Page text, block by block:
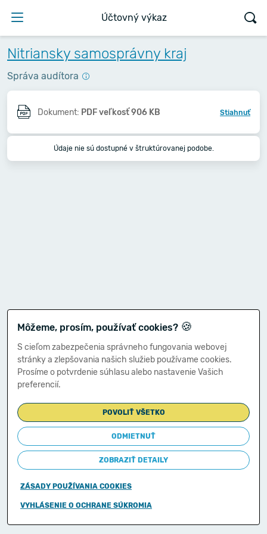
Účtovný výkaz
Nitriansky samosprávny kraj
Správa audítora
Dokument: PDF veľkosť 906 KB Stiahnuť
Údaje nie sú dostupné v štruktúrovanej podobe.
Môžeme, prosím, používať cookies? 🍪
S cieľom zabezpečenia správneho fungovania webovej
stránky a zlepšovania našich služieb používame cookies.
Prosíme o potvrdenie súhlasu alebo nastavenie Vašich
preferencií.
POVOLIŤ VŠETKO
ODMIETNUŤ
ZOBRAZIŤ DETAILY
ZÁSADY POUŽÍVANIA COOKIES
VYHLÁSENIE O OCHRANE SÚKROMIA
Copyright © 2011-2026